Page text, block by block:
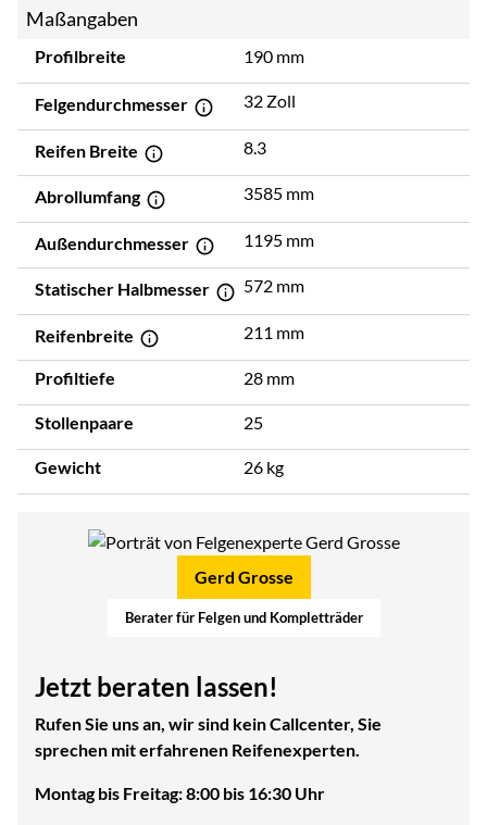
Maßangaben
Profilbreite 190 mm
Felgendurchmesser 32 Zoll
Reifen Breite 8.3
Abrollumfang 3585 mm
Außendurchmesser 1195 mm
Statischer Halbmesser 572 mm
Reifenbreite 211 mm
Profiltiefe 28 mm
Stollenpaare 25
Gewicht 26 kg
Gerd Grosse
Berater für Felgen und Kompletträder
Jetzt beraten lassen!
Rufen Sie uns an, wir sind kein Callcenter, Sie
sprechen mit erfahrenen Reifenexperten.
Montag bis Freitag: 8:00 bis 16:30 Uhr